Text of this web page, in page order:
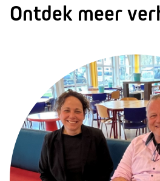
Ontdek meer